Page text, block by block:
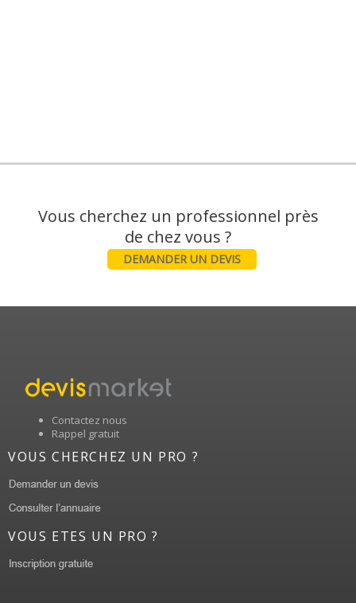
Vous cherchez un professionnel près
DEMANDER UN DEVIS
Contactez nous
Rappel gratuit
VOUS CHERCHEZ UN PRO ?
VOUS ETES UN PRO ?